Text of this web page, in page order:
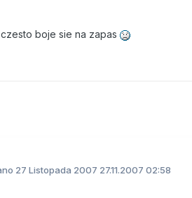
boje sie na zapas
27 Listopada 2007 27.11.2007 02:58